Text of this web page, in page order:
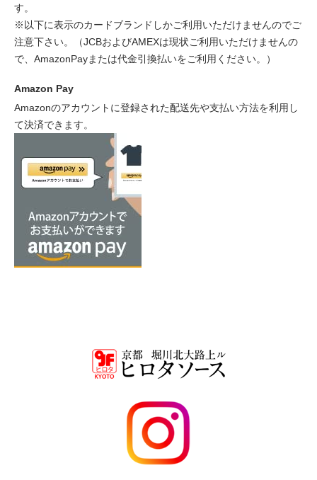
す。
※以下に表示のカードブランドしかご利用いただけませんのでご
注意下さい。（JCBおよびAMEXは現状ご利用いただけませんの
で、AmazonPayまたは代金引換払いをご利用ください。）
Amazon Pay
Amazonのアカウントに登録された配送先や支払い方法を利用し
て決済できます。